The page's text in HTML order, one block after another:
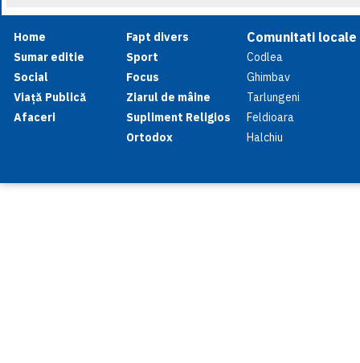
Home
Sumar editie
Social
Viață Publică
Afaceri
Fapt divers
Sport
Focus
Ziarul de mâine
Supliment Religios
Ortodox
Comunitati locale
Codlea
Ghimbav
Tarlungeni
Feldioara
Halchiu